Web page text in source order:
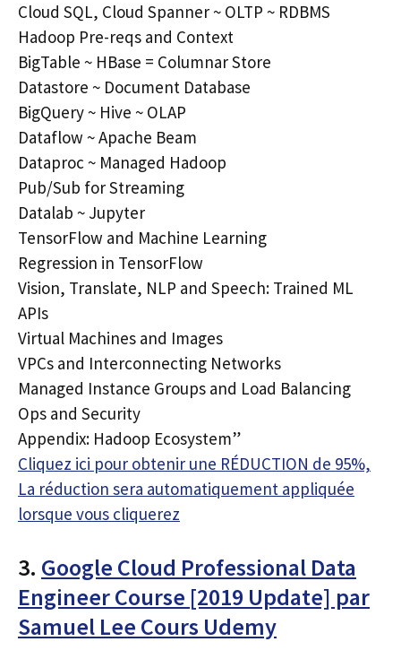
Cloud SQL, Cloud Spanner ~ OLTP ~ RDBMS
Hadoop Pre-reqs and Context
BigTable ~ HBase = Columnar Store
Datastore ~ Document Database
BigQuery ~ Hive ~ OLAP
Dataflow ~ Apache Beam
Dataproc ~ Managed Hadoop
Pub/Sub for Streaming
Datalab ~ Jupyter
TensorFlow and Machine Learning
Regression in TensorFlow
Vision, Translate, NLP and Speech: Trained ML
APIs
Virtual Machines and Images
VPCs and Interconnecting Networks
Managed Instance Groups and Load Balancing
Ops and Security
Appendix: Hadoop Ecosystem”
Cliquez ici pour obtenir une RÉDUCTION de 95%,
La réduction sera automatiquement appliquée
lorsque vous cliquerez
3. Google Cloud Professional Data
Engineer Course [2019 Update] par
Samuel Lee Cours Udemy